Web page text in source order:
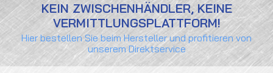
KEIN ZWISCHENHÄNDLER, KEINE
VERMITTLUNGSPLATTFORM!
Hier bestellen Sie beim Hersteller und profitieren von
unserem Direktservice